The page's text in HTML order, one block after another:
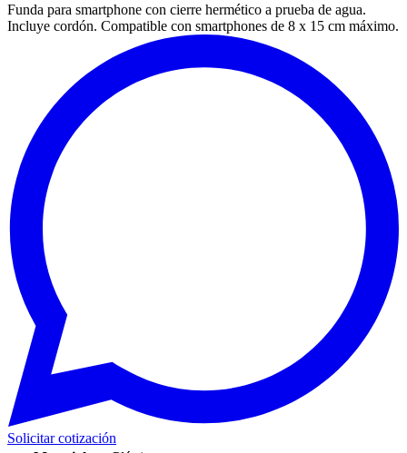
Funda para smartphone con cierre hermético a prueba de agua.
Incluye cordón. Compatible con smartphones de 8 x 15 cm máximo.
Solicitar cotización